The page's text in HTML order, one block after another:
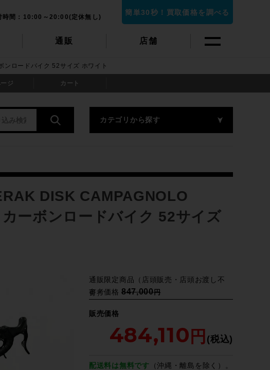
通販 店舗
時間：10:00～20:00(定休無し)
簡単30秒！買取価格を調べる
ロードバイク 52サイズ ホワイト
ジ カート
カテゴリから探す
DISK CAMPAGNOLO
ーボンロードバイク 52サイズ
参考価格 847,000
販売価格
484,110
通販限定商品（店頭販売・店頭お渡し不
可）
配送料は無料です （沖縄・離島を除く）。